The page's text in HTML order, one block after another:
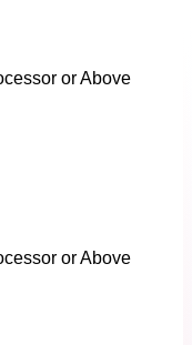
or Above
or Above